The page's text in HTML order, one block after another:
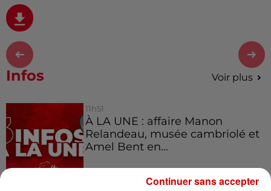
Infos Voir plus
11h51
À LA UNE : affaire Manon
Relandeau, musée cambriolé et
Amel Bent en...
Continuer sans accepter